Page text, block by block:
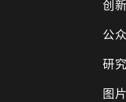
创新
公
研
图